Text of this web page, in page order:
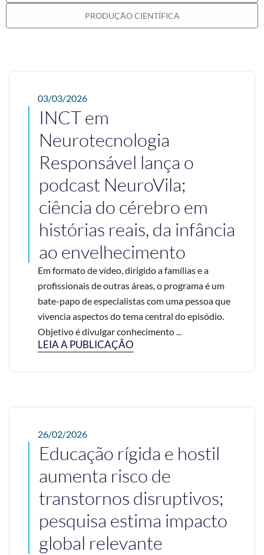
PRODUÇÃO CIENTÍFICA
03/03/2026
INCT em
Neurotecnologia
Responsável lança o
podcast NeuroVila;
ciência do cérebro em
histórias reais, da infância
ao envelhecimento
Em formato de vídeo, dirigido a famílias e a
profissionais de outras áreas, o programa é um
bate-papo de especialistas com uma pessoa que
vivencia aspectos do tema central do episódio.
Objetivo é divulgar conhecimento ...
LEIA A PUBLICAÇÃO
26/02/2026
Educação rígida e hostil
aumenta risco de
transtornos disruptivos;
pesquisa estima impacto
global relevante